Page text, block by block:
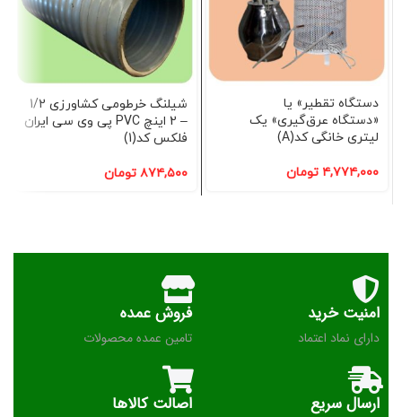
دستگاه تقطیر» یا
«دستگاه عرق‌گیری» یک
لیتری خانگی کد(A)
۴,۷۷۴,۰۰۰ تومان
شیلنگ خرطومی کشاورزی 1/2
– 2 اینچ PVC پی وی سی ایران
فلکس کد(1)
۸۷۴,۵۰۰ تومان
امنیت خرید
دارای نماد اعتماد
فروش عمده
تامین عمده محصولات
ارسال سریع اصالت کالاها